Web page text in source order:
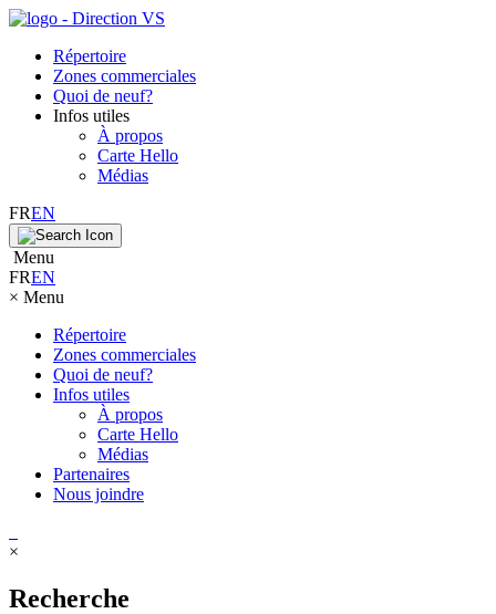
Répertoire
Zones commerciales
Quoi de neuf?
Infos utiles
À propos
Carte Hello
Médias
FREN
Menu
FREN
× Menu
Répertoire
Zones commerciales
Quoi de neuf?
Infos utiles
À propos
Carte Hello
Médias
Partenaires
Nous joindre
×
Recherche